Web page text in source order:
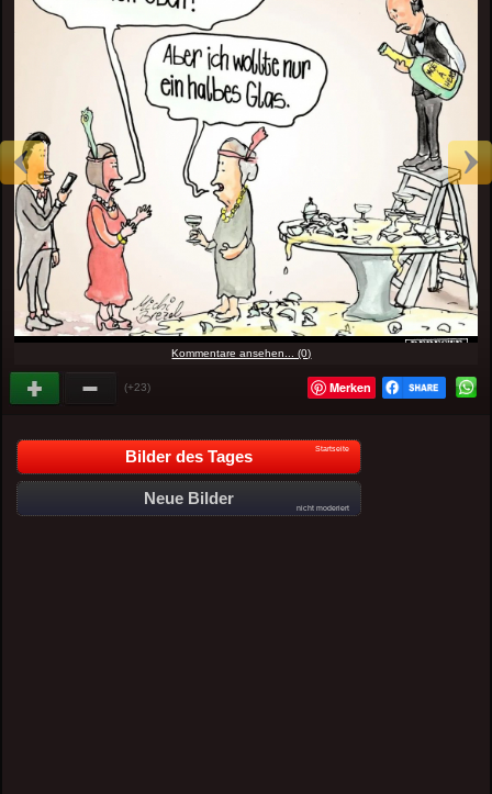
Kommentare ansehen... (0)
(+23) Merken
Bilder des Tages Startseite
Neue Bilder
nicht moderiert